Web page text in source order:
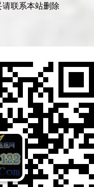
联系本站删除